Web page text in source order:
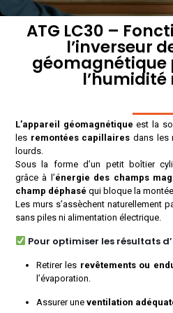
ATG LC30 –
l’inverseur
géomagnétique
L’appareil géomagnétique est la
les remontées capillaires dans les
lourds.
Sous la forme d’un petit boîtier
grâce à l’énergie des champs
champ déphasé qui bloque la montée
Les murs s’assèchent naturellement
sans piles ni alimentation électrique.
Pour optimiser les résultats
Retirer les revêtements ou
l’évaporation.
Assurer une ventilation